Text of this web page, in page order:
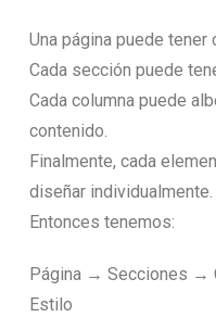
Una página puede
Cada sección puede
Cada columna puede
contenido.
Finalmente, cada
diseñar individualmente.
Entonces tenemos:
Página → Secciones →
Estilo